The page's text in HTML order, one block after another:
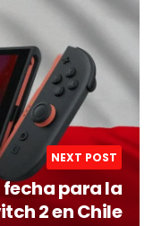
NEXT POST
fecha para la
2 en Chile